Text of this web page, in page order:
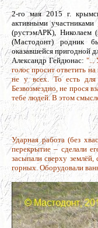
2-го мая 2015 г.
активными участниками
(рустэмАРК), Николаем
(Мастодонт) родник
оказавшейся пригодной
Александр Гейдюнас: "...
голос просит ответить
не у всех. То есть
Безвозмездно, не прося
тебе людей. В этом
Ударная работа (без
перекрытие – сделали
засыпали сверху
горных. Оборудовали